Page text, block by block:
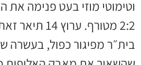
וטימוטי מוזי בעט פנימה את
2:2 מטורף. ערוץ
בית״ר מפיגור כפול,